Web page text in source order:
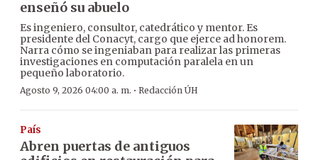
enseñó su abuelo
Es ingeniero, consultor, catedrático y mentor. Es
presidente del Conacyt, cargo que ejerce ad honorem.
Narra cómo se ingeniaban para realizar las primeras
investigaciones en computación paralela en un
pequeño laboratorio.
Agosto 9, 2026 04:00 a. m. · Redacción ÚH
País
Abren puertas de antiguos